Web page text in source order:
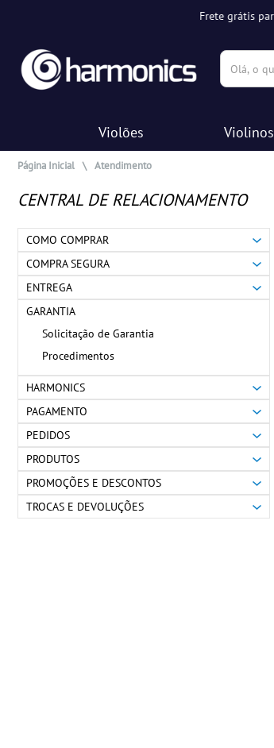
Violões Violinos
Página Inicial \ Atendimento
CENTRAL DE RELACIONAMENTO
COMO COMPRAR
COMPRA SEGURA
ENTREGA
GARANTIA
Solicitação de Garantia
Procedimentos
HARMONICS
PAGAMENTO
PEDIDOS
PRODUTOS
PROMOÇÕES E DESCONTOS
TROCAS E DEVOLUÇÕES